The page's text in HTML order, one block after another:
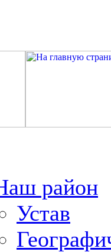
район
Устав